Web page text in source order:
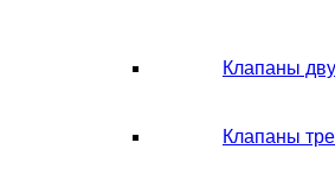
Клапаны
Клапаны